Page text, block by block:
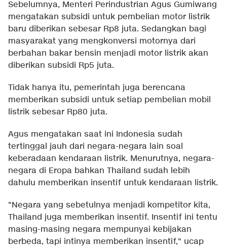
Sebelumnya, Menteri Perindustrian Agus Gumiwang
mengatakan subsidi untuk pembelian motor listrik
baru diberikan sebesar Rp8 juta. Sedangkan bagi
masyarakat yang mengkonversi motornya dari
berbahan bakar bensin menjadi motor listrik akan
diberikan subsidi Rp5 juta.
Tidak hanya itu, pemerintah juga berencana
memberikan subsidi untuk setiap pembelian mobil
listrik sebesar Rp80 juta.
Agus mengatakan saat ini Indonesia sudah
tertinggal jauh dari negara-negara lain soal
keberadaan kendaraan listrik. Menurutnya, negara-
negara di Eropa bahkan Thailand sudah lebih
dahulu memberikan insentif untuk kendaraan listrik.
"Negara yang sebetulnya menjadi kompetitor kita,
Thailand juga memberikan insentif. Insentif ini tentu
masing-masing negara mempunyai kebijakan
berbeda, tapi intinya memberikan insentif," ucap